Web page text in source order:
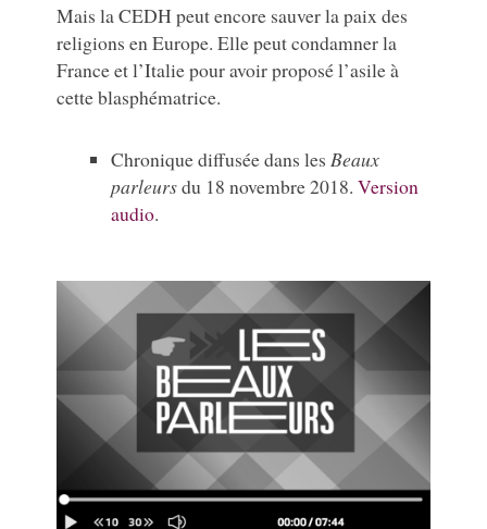
Mais la CEDH peut encore sauver la paix des
religions en Europe. Elle peut condamner la
France et l’Italie pour avoir proposé l’asile à
cette blasphématrice.
Chronique diffusée dans lesBeaux
parleursdu 18 novembre 2018.Version
audio.